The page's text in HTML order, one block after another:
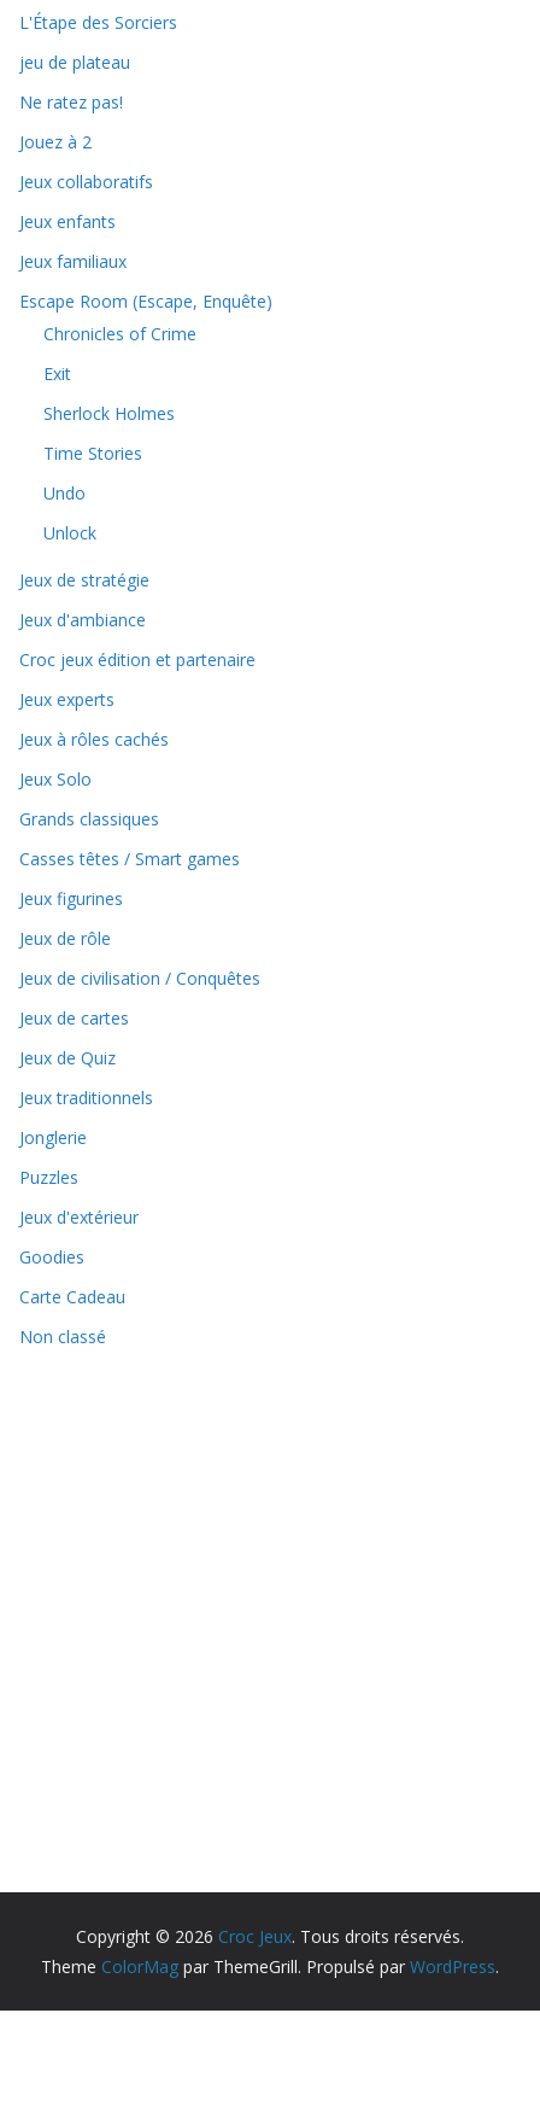
L'Étape des Sorciers
jeu de plateau
Ne ratez pas!
Jouez à 2
Jeux collaboratifs
Jeux enfants
Jeux familiaux
Escape Room (Escape, Enquête)
Chronicles of Crime
Exit
Sherlock Holmes
Time Stories
Undo
Unlock
Jeux de stratégie
Jeux d'ambiance
Croc jeux édition et partenaire
Jeux experts
Jeux à rôles cachés
Jeux Solo
Grands classiques
Casses têtes / Smart games
Jeux figurines
Jeux de rôle
Jeux de civilisation / Conquêtes
Jeux de cartes
Jeux de Quiz
Jeux traditionnels
Jonglerie
Puzzles
Jeux d'extérieur
Goodies
Carte Cadeau
Non classé
Copyright © 2026 Croc Jeux. Tous droits réservés.
Theme ColorMag par ThemeGrill. Propulsé par WordPress.